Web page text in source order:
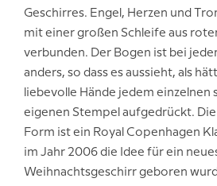
Geschirres. Engel, Herzen und
mit einer großen Schleife aus
verbunden. Der Bogen ist bei
anders, so dass es aussieht, als
liebevolle Hände jedem einzelnen
eigenen Stempel aufgedrückt. Die
Form ist ein Royal Copenhagen
im Jahr 2006 die Idee für ein
Weihnachtsgeschirr geboren